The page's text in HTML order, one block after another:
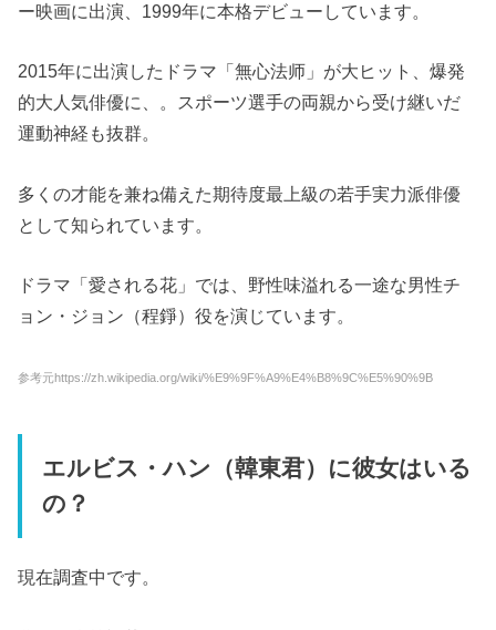
ー映画に出演、1999年に本格デビューしています。
2015年に出演したドラマ「無心法师」が大ヒット、爆発
的大人気俳優に、。スポーツ選手の両親から受け継いだ
運動神経も抜群。
多くの才能を兼ね備えた期待度最上級の若手実力派俳優
として知られています。
ドラマ「愛される花」では、野性味溢れる一途な男性チ
ョン・ジョン（程錚）役を演じています。
参考元https://zh.wikipedia.org/wiki/%E9%9F%A9%E4%B8%9C%E5%90%9B
エルビス・ハン（韓東君）に彼女はいる
の？
現在調査中です。